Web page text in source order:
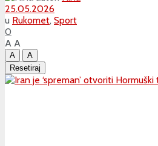
25.05.2026
u Rukomet, Sport
0
A A
A
A
Resetiraj